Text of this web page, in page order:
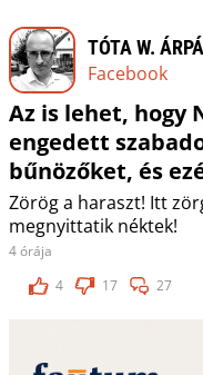
TÓTA W.
Facebook
Az is lehet, hogy
engedett
bűnözőket, és
Zörög a haraszt! Itt
megnyittatik néktek!
4 órája
4
17 27